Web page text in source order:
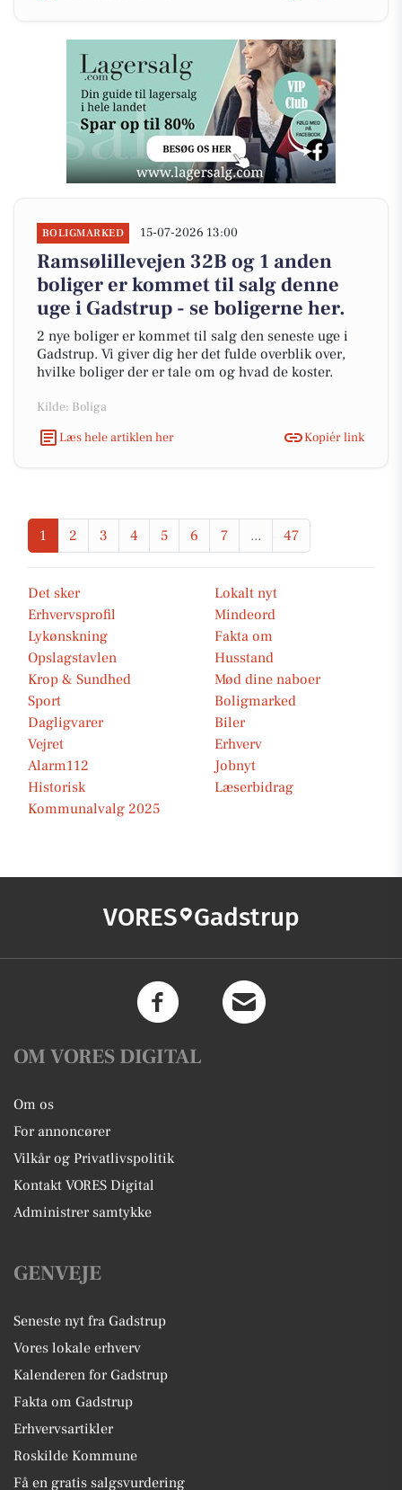
BOLIGMARKED 15-07-2026 13:00
Ramsølillevejen 32B og 1 anden
boliger er kommet til salg denne
uge i Gadstrup - se boligerne her.
2 nye boliger er kommet til salg den seneste uge i
Gadstrup. Vi giver dig her det fulde overblik over,
hvilke boliger der er tale om og hvad de koster.
Kilde: Boliga
Læs hele artiklen her
Kopiér link
1 2 3 4 5 6 7 ... 47
Det sker
Lokalt nyt
Erhvervsprofil
Mindeord
Lykønskning
Fakta om
Opslagstavlen
Husstand
Krop & Sundhed
Mød dine naboer
Sport
Boligmarked
Dagligvarer
Biler
Vejret
Erhverv
Alarm112
Jobnyt
Historisk
Læserbidrag
Kommunalvalg 2025
VORES Gadstrup
OM VORES DIGITAL
Om os
For annoncører
Vilkår og Privatlivspolitik
Kontakt VORES Digital
Administrer samtykke
GENVEJE
Seneste nyt fra Gadstrup
Vores lokale erhverv
Kalenderen for Gadstrup
Fakta om Gadstrup
Erhvervsartikler
Roskilde Kommune
Få en gratis salgsvurdering